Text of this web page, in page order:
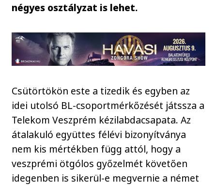
négyes osztályzat is lehet.
Csütörtökön este a tizedik és egyben az
idei utolsó BL-csoportmérkőzését játssza a
Telekom Veszprém kézilabdacsapata. Az
átalakuló együttes félévi bizonyítványa
nem kis mértékben függ attól, hogy a
veszprémi ötgólos győzelmét követően
idegenben is sikerül-e megvernie a német